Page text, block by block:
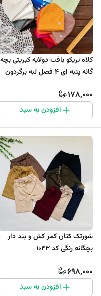
کلاه تریکو بافت دولایه کبریتی بچه
گانه پنبه ای 4 فصل لبه برگردون
178,000
افزودن به سبد
شورتک کتان کمر کش و بند دار
بچگانه رنگی کد 1043
698,000
افزودن به سبد